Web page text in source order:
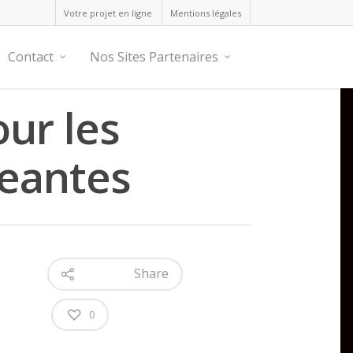
Votre projet en ligne Mentions légales
Contact Nos Sites Partenaires
les
Share
0